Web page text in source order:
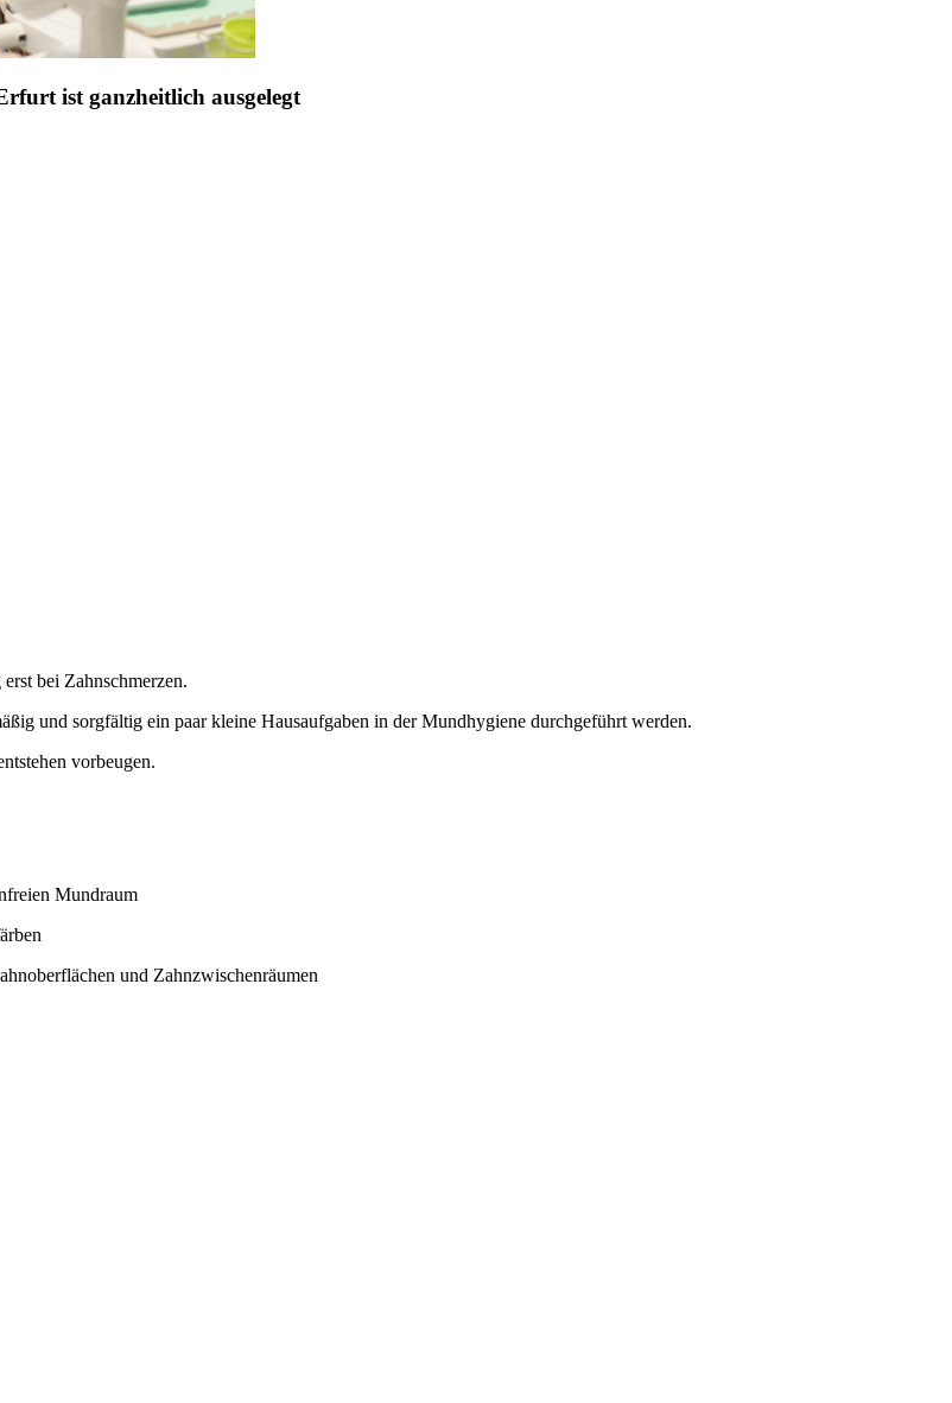
ist ganzheitlich ausgelegt
bei Zahnschmerzen.
und sorgfältig ein paar kleine Hausaufgaben in der Mundhygiene durchgeführt werden.
vorbeugen.
Mundraum
und Zahnzwischenräumen